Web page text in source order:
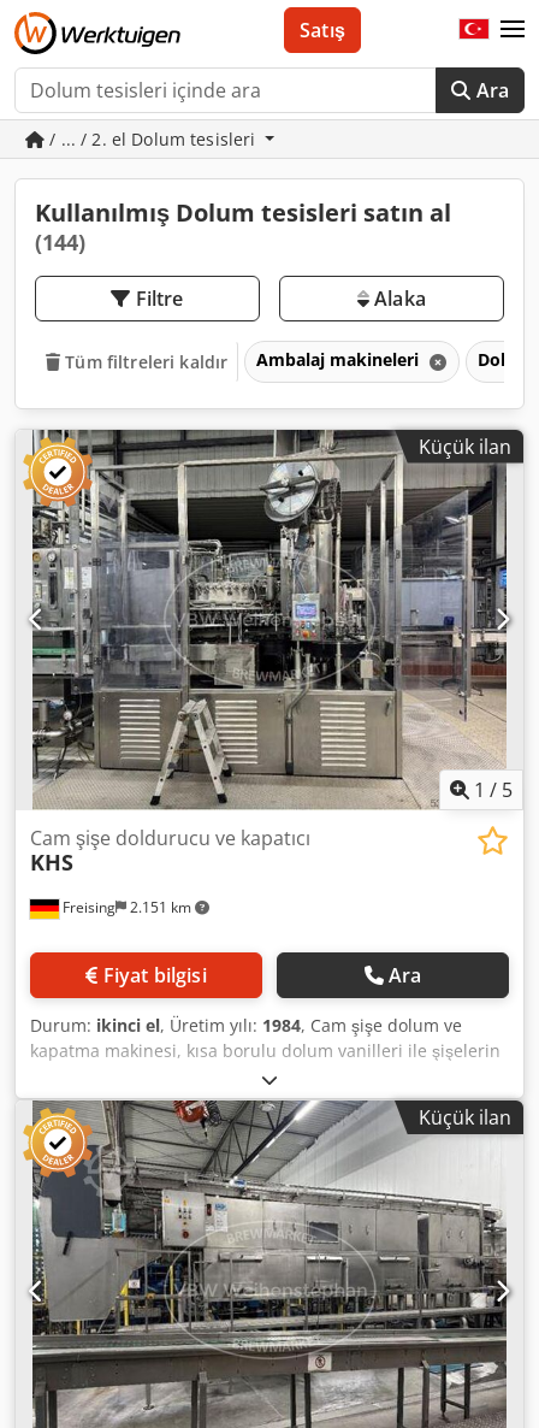
Ara
Satış
/ ... / 2. el Dolum tesisleri
Kullanılmış Dolum tesisleri satın al
(144)
Filtre Alaka
Tüm filtreleri kaldır Ambalaj makineleri
Küçük ilan
1 / 5
Freising 2.151 km
Cam şişe doldurucu ve kapatıcı
KHS
Fiyat bilgisi Ara
Durum: ikinci el, Üretim yılı: 1984, Cam şişe dolum ve
kapatma makinesi, kısa borulu dolum vanilleri ile şişelerin
belirli seviyeye kadar (hacimsel dolum) doldurulması için
tasarlanmıştır. Şişeler önceden vakumlanmaktadır (11
kW'lık GEA Ahlborn vakum pompası). Makine (ek özellikler):
Ön vakumlamalı kısa borulu dolum sistemi ve şişe kapağı
kapatma ünitesi Performans: 44.000 şişe/saat Dolum vanili
sayısı: 90 adet Kapatma başlığı sayısı: 15 adet Formatlar:
0,5 litrelik NRW şişeleri; şişe kapağı Malzeme: Gövde ve
ürünle temas eden yüzeyler paslanmaz çelikten Dcsdpfxszi
Alxo Al Iek Temel yapı: Döner tablalı dolum ve kapatma
bloğu Donanım: 90 adet kısa borulu dolum vaniline sahip
dolum döner tablası; 15 adet kapatma başlığına sahip şişe
kapağı kapatma ünitesi; vakum pompası; şişe ve cam kırığı
temizleme sistemi; tahrik ve format parçaları ile şişe
taşıma sistemi; kapılı koruyucu gövde; kontrol paneli ve
Küçük ilan